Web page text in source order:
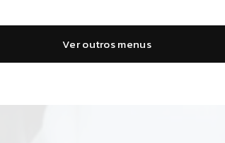
Ver outros menus